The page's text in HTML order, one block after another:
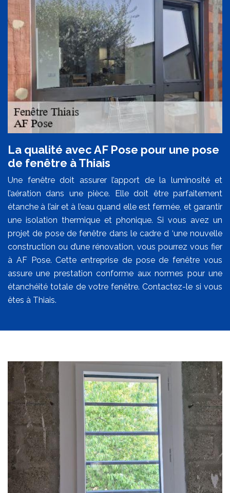
La qualité avec AF Pose pour une pose
de fenêtre à Thiais
Une fenêtre doit assurer l’apport de la luminosité et
l’aération dans une pièce. Elle doit être parfaitement
étanche à l’air et à l’eau quand elle est fermée, et garantir
une isolation thermique et phonique. Si vous avez un
projet de pose de fenêtre dans le cadre d ‘une nouvelle
construction ou d’une rénovation, vous pourrez vous fier
à AF Pose. Cette entreprise de pose de fenêtre vous
assure une prestation conforme aux normes pour une
étanchéité totale de votre fenêtre. Contactez-le si vous
êtes à Thiais.